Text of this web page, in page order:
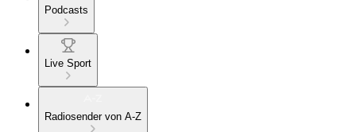
Podcasts
Live Sport
Radiosender von A-Z